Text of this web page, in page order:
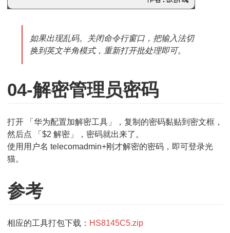
如果出现乱码。关闭命令行窗口，把输入法切
换到英文半角模式，重新打开批处理即可。
04-解密管理员密码
打开 「华为配置加解密工具」，复制的密码黏贴到密文框，
然后点 「$2 解密」，密码就出来了。
使用用户名 telecomadmin+刚才解密的密码，即可登录光
猫。
参考
相应的工具打包下载： HS8145C5.zip